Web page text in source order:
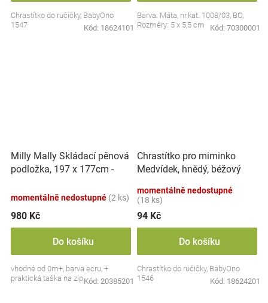
Chrastítko do ručičky, BabyOno
1547
Kód: 18624101
Barva: Máta, nr.kat. 1008/03, BO,
Rozměry: 5 x 5,5 cm
Kód: 70300001
Milly Mally Skládací pěnová
podložka, 197 x 177cm -
momentálně nedostupné (2 ks)
980 Kč
Do košíku
vhodné od 0m+, barva ecru, +
praktická taška na zipKód: 20385201
Chrastítko pro miminko
Medvídek, hnědý, béžový
momentálně nedostupné
(18 ks)
94 Kč
Do košíku
Chrastítko do ručičky, BabyOno
1546
Kód: 18624201